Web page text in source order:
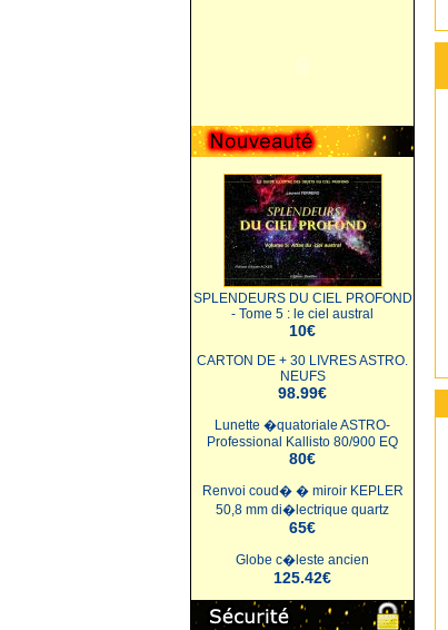
SPLENDEURS DU CIEL PROFOND
- Tome 5 : le ciel austral
10€
CARTON DE + 30 LIVRES ASTRO.
NEUFS
98.99€
Lunette �quatoriale ASTRO-
Professional Kallisto 80/900 EQ
80€
Renvoi coud� � miroir KEPLER
50,8 mm di�lectrique quartz
65€
Globe c�leste ancien
125.42€